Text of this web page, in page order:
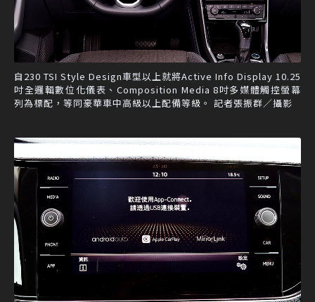
自230 TSI Style Design車型以上就將Active Info Display 10.25
吋全邏輯數位化儀表、Composition Media 8吋多媒體觸控螢幕
列為標配，等同豪華車中高級以上配備等級。 記者張振群／攝影